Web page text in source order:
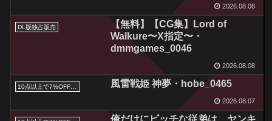
2026.08.08
DL版独占販売
【無料】【CG集】Lord of
Walkure〜X指定〜・
dmmgames_0046
2026.08.08
10点以上で7%OFFクーポン／サマーセール2026対象 風雷戦姫 神夢・hobe_0465
2026.08.07